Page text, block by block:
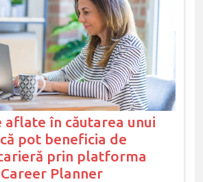
aflate în căutarea unui
pot beneficia de
prin platforma
Planner